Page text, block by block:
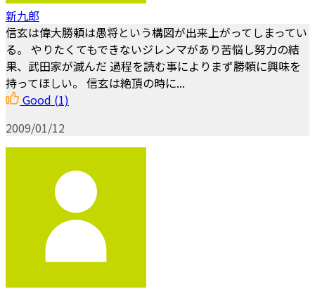
新九郎
信玄は偉大勝頼は愚将という構図が出来上がってしまってい
る。 やりたくてもできないジレンマがあり苦悩し努力の結
果、武田家が滅んだ 過程を読む事によりまず勝頼に興味を
持ってほしい。 信玄は絶頂の時に...
Good (1)
2009/01/12